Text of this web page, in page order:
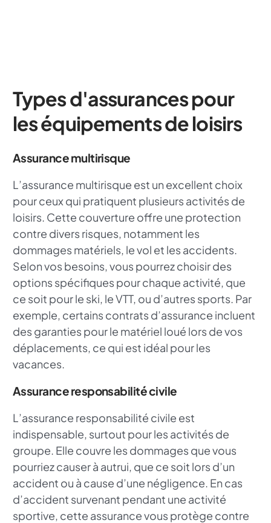
Types d'assurances pour
les équipements de loisirs
Assurance multirisque
L’assurance multirisque est un excellent choix
pour ceux qui pratiquent plusieurs activités de
loisirs. Cette couverture offre une protection
contre divers risques, notamment les
dommages matériels, le vol et les accidents.
Selon vos besoins, vous pourrez choisir des
options spécifiques pour chaque activité, que
ce soit pour le ski, le VTT, ou d’autres sports. Par
exemple, certains contrats d’assurance incluent
des garanties pour le matériel loué lors de vos
déplacements, ce qui est idéal pour les
vacances.
Assurance responsabilité civile
L’assurance responsabilité civile est
indispensable, surtout pour les activités de
groupe. Elle couvre les dommages que vous
pourriez causer à autrui, que ce soit lors d’un
accident ou à cause d’une négligence. En cas
d’accident survenant pendant une activité
sportive, cette assurance vous protège contre